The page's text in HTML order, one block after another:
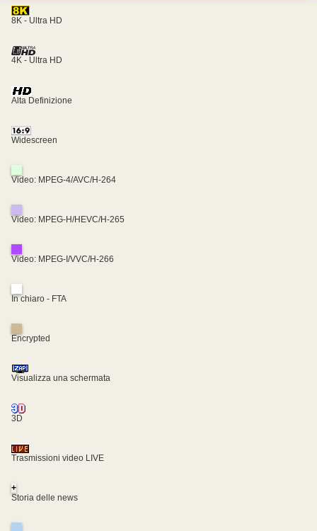
8K - Ultra HD
4K - Ultra HD
Alta Definizione
Widescreen
Video: MPEG-4/AVC/H-264
Video: MPEG-H/HEVC/H-265
Video: MPEG-I/VVC/H-266
In chiaro - FTA
Encrypted
Visualizza una schermata
3D
Trasmissioni video LIVE
+
Storia delle news